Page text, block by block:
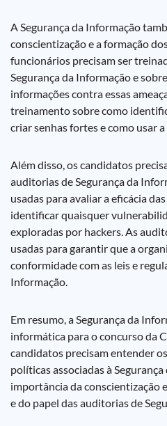
A Segurança da Informação
conscientização e a formação
funcionários precisam ser
Segurança da Informação e
informações contra essas
treinamento sobre como
criar senhas fortes e como usar
Além disso, os candidatos
auditorias de Segurança da
usadas para avaliar a eficácia
identificar quaisquer
exploradas por hackers. As
usadas para garantir que a
conformidade com as leis e
Informação.
Em resumo, a Segurança da
informática para o concurso da
candidatos precisam entender
políticas associadas à
importância da conscientização
e do papel das auditorias de